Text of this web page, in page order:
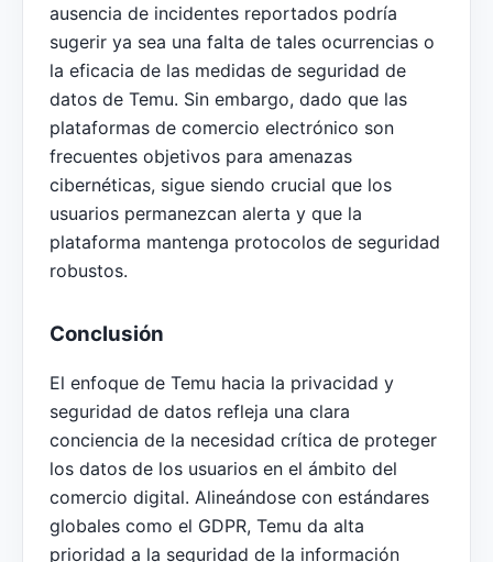
ausencia de incidentes reportados podría
sugerir ya sea una falta de tales ocurrencias o
la eficacia de las medidas de seguridad de
datos de Temu. Sin embargo, dado que las
plataformas de comercio electrónico son
frecuentes objetivos para amenazas
cibernéticas, sigue siendo crucial que los
usuarios permanezcan alerta y que la
plataforma mantenga protocolos de seguridad
robustos.
Conclusión
El enfoque de Temu hacia la privacidad y
seguridad de datos refleja una clara
conciencia de la necesidad crítica de proteger
los datos de los usuarios en el ámbito del
comercio digital. Alineándose con estándares
globales como el GDPR, Temu da alta
prioridad a la seguridad de la información